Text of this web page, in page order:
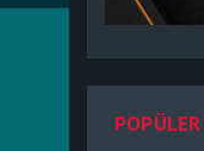
POPÜLER